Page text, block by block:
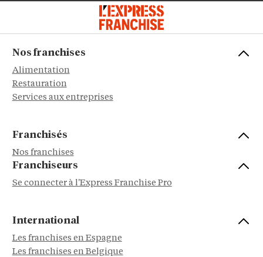
Nos franchises
Alimentation
Restauration
Services aux entreprises
Franchisés
Nos franchises
Franchiseurs
Se connecter à l'Express Franchise Pro
International
Les franchises en Espagne
Les franchises en Belgique